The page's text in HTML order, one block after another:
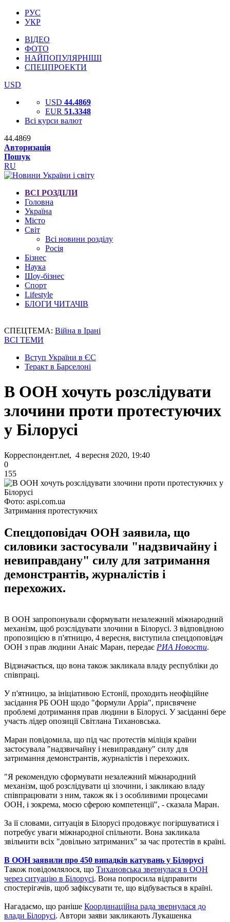
РУС
УКР
ВІДЕО
ФОТО
НАЙПОПУЛЯРНІШІ
СПЕЦПРОЕКТИ
USD
USD 44.4869
EUR 51.3348
Всі курси валют
44.4869
Авторизація
Пошук
RU
ВСІ РОЗДІЛИ
Головна
Україна
Місто
Світ
Всі новини розділу
Росія
Бізнес
Наука
Шоу-бізнес
Спорт
Lifestyle
БЛОГИ ЧИТАЧІВ
СПЕЦТЕМА: Війна в Ірані
ВСІ ТЕМИ
Вступ України в ЄС
Теракт в Барселоні
В ООН хочуть розслідувати
злочини проти протестуючих
у Білорусі
Корреспондент.net, 4 вересня 2020, 19:40
0
155
Фото: aspi.com.ua
Затримання протестуючих
Спецдоповідач ООН заявила, що
силовики застосували "надзвичайну і
невиправдану" силу для затримання
демонстрантів, журналістів і
перехожих.
В ООН запропонували сформувати незалежний міжнародний
механізм, щоб розслідувати злочини в Білорусі. З відповідною
пропозицією в п'ятницю, 4 вересня, виступила спецдоповідач
ООН з прав людини Анаіс Маран, передає РИА Новости.
Відзначається, що вона також закликала владу республіки до
співпраці.
У п'ятницю, за ініціативою Естонії, проходить неофіційне
засідання РБ ООН щодо "формули Арріа", присвячене
проблемі дотримання прав людини в Білорусі. У засіданні бере
участь лідер опозиції Світлана Тихановська.
Маран повідомила, що під час протестів міліція країни
застосувала "надзвичайну і невиправдану" силу для
затримання демонстрантів, журналістів і перехожих.
"Я рекомендую сформувати незалежний міжнародний
механізм, щоб розслідувати ці злочини, і закликаю владу
співпрацювати з ним, також як і з особливими процесами
ООН, і зокрема, моєю сферою компетенції", - сказала Маран.
За її словами, ситуація в Білорусі продовжує погіршуватися і
потребує уваги міжнародної спільноти. Вона закликала
звільнити всіх "довільно затриманих" за час протестів в країні.
В ООН заявили про 450 випадків катувань у Білорусі
Також повідомлялося, що Тихановська звернулася в ООН
через ситуацію в Білорусі. Вона попросила відправити
спостерігачів, щоб зафіксувати те, що відбувається в країні.
Нагадаємо, що раніше Координаційна рада звернулася до
влади Білорусі. Автори заяви закликають Лукашенка